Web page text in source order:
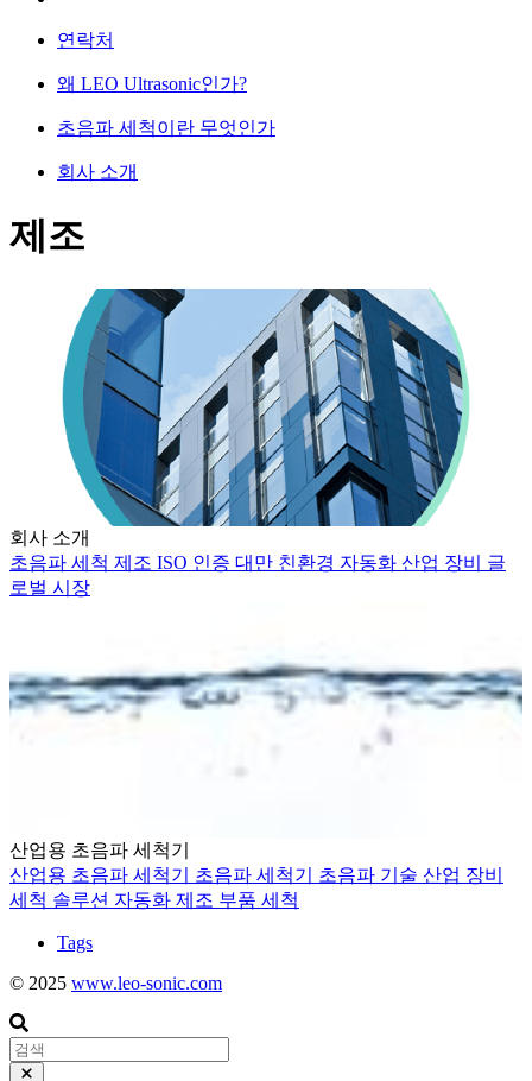
연락처
왜 LEO Ultrasonic인가?
초음파 세척이란 무엇인가
회사 소개
제조
회사 소개
초음파 세척 제조 ISO 인증 대만 친환경 자동화 산업 장비 글
로벌 시장
산업용 초음파 세척기
산업용 초음파 세척기 초음파 세척기 초음파 기술 산업 장비
세척 솔루션 자동화 제조 부품 세척
Tags
© 2025 www.leo-sonic.com